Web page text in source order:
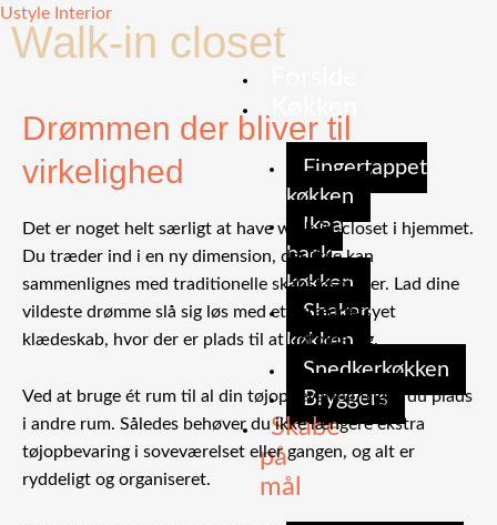
Gå
til
Ustyle Interior
Fingertappet
køkken
Ikea
hack
køkken
Shaker
køkken
Snedkerkøkken
Bryggers
Skabe
på
mål
Walk-in closet
Drømmen der bliver til
virkelighed
Det er noget helt særligt at have walk-in-closet i hjemmet.
Du træder ind i en ny dimension, der ikke kan
sammenlignes med traditionelle skabsløsninger. Lad dine
vildeste drømme slå sig løs med et skræddersyet
klædeskab, hvor der er plads til at udfolde sig.
Ved at bruge ét rum til al din tøjopbevaring frigør du plads
i andre rum. Således behøver du ikke længere ekstra
tøjopbevaring i soveværelset eller gangen, og alt er
ryddeligt og organiseret.